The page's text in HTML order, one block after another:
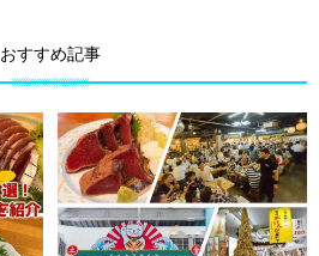
おすすめ記事